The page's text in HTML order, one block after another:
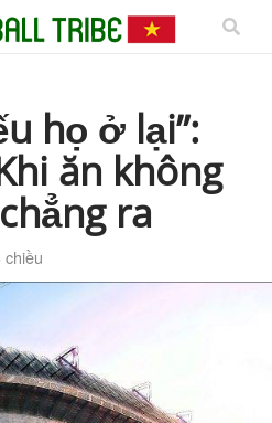
họ ở lại”:
ăn không
ra